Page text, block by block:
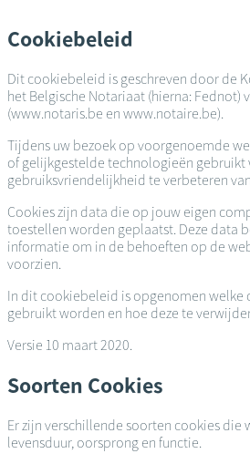
en
naar
inhoud
gaan
Cookiebeleid
Dit cookiebeleid is geschreven door de
het Belgische Notariaat (hierna: Fednot)
(www.notaris.be en www.notaire.be).
Tijdens uw bezoek op voorgenoemde
of gelijkgestelde technologieën gebruikt
gebruiksvriendelijkheid te verbeteren
Cookies zijn data die op jouw eigen
toestellen worden geplaatst. Deze data
informatie om in de behoeften op de
voorzien.
In dit cookiebeleid is opgenomen welke
gebruikt worden en hoe deze te
Versie 10 maart 2020.
Soorten Cookies
Er zijn verschillende soorten cookies
levensduur, oorsprong en functie.